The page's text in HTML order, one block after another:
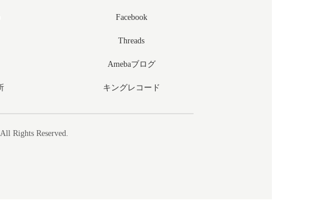
Facebook
Threads
Amebaブログ
キングレコード
Rights Reserved.